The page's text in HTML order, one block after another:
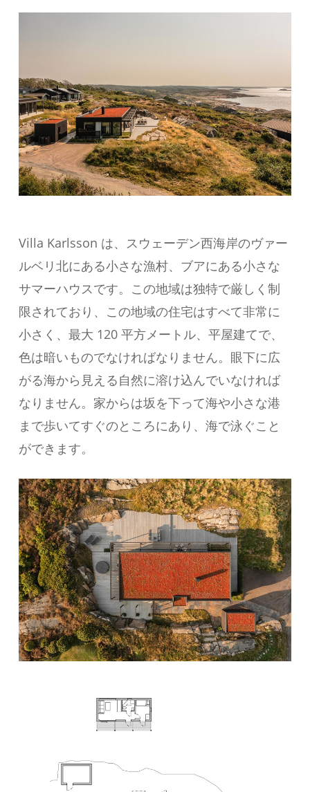
Villa Karlsson は、スウェーデン西海岸のヴァー
ルベリ北にある小さな漁村、ブアにある小さな
サマーハウスです。この地域は独特で厳しく制
限されており、この地域の住宅はすべて非常に
小さく、最大 120 平方メートル、平屋建てで、
色は暗いものでなければなりません。眼下に広
がる海から見える自然に溶け込んでいなければ
なりません。家からは坂を下って海や小さな港
まで歩いてすぐのところにあり、海で泳ぐこと
ができます。